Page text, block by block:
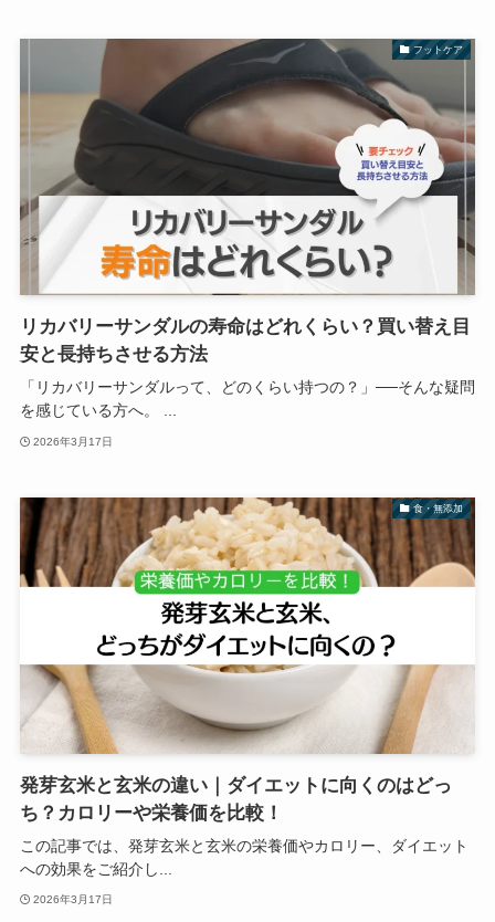
フットケア
リカバリーサンダルの寿命はどれくらい？買い替え目
安と長持ちさせる方法
「リカバリーサンダルって、どのくらい持つの？」──そんな疑問
を感じている方へ。 ...
2026年3月17日
食・無添加
発芽玄米と玄米の違い｜ダイエットに向くのはどっ
ち？カロリーや栄養価を比較！
この記事では、発芽玄米と玄米の栄養価やカロリー、ダイエット
への効果をご紹介し...
2026年3月17日